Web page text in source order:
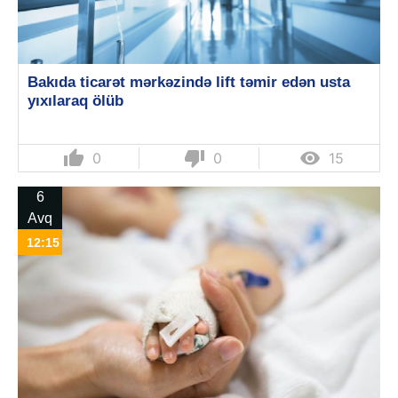
Bakıda ticarət mərkəzində lift təmir edən usta
yıxılaraq ölüb
thumb_up 0 thumb_down 0  15
6
Avq
12:15